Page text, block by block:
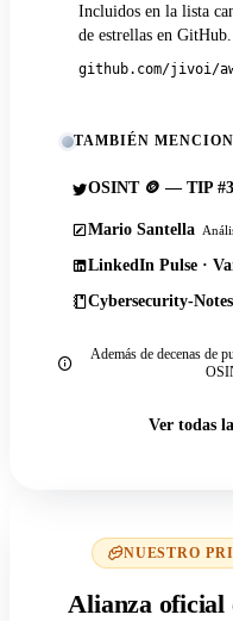
Incluidos en la lista
de estrellas en GitHub.
github.com/jivoi/
TAMBIÉN
OSINT 🪙 — TIP
Mario Santella
LinkedIn Pulse ·
Cybersecurity-
Además de decenas de
Ver todas
NUESTRO
Alianza oficial